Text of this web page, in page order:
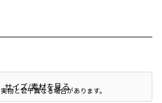
と若干異なる場合があります。
サイズ/素材を見る